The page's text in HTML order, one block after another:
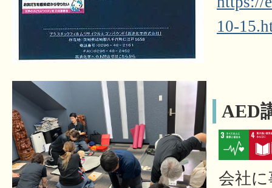
10-
AED
会社